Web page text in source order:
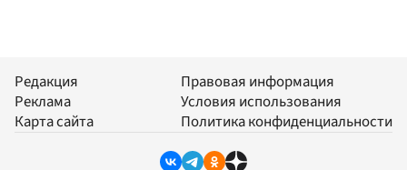
Редакция
Реклама
Карта сайта
Правовая информация
Условия использования
Политика конфиденциальности